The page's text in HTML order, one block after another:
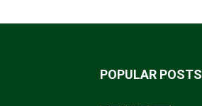
POPULAR POSTS